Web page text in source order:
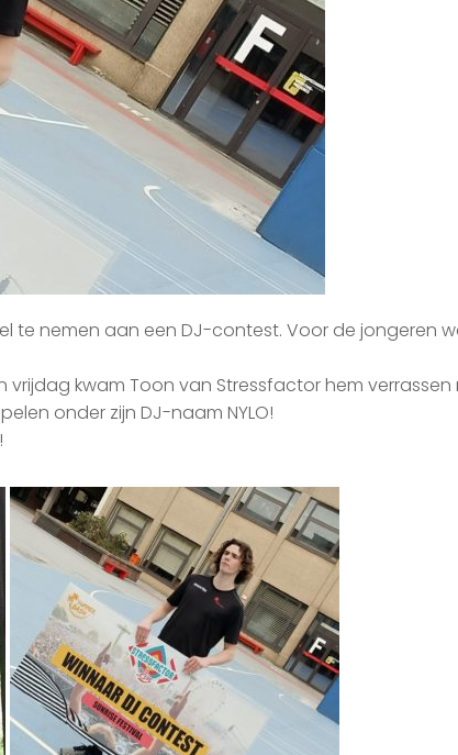
nemen aan een DJ-contest. Voor de jongeren
vrijdag kwam Toon van Stressfactor hem
onder zijn DJ-naam NYLO!